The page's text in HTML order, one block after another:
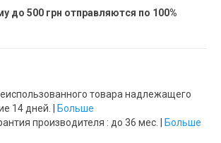
до 500 грн отправляются по 100%
товара надлежащего
14 дней. |
Больше
производителя : до 36 мес. |
Больше